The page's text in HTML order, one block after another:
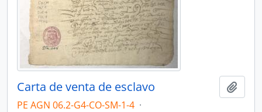
Carta de venta de esclavo
PE AGN 06.2-G4-CO-SM-1-4 ·